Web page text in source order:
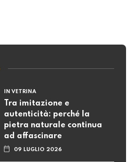
IN VETRINA
Tra imitazione e
autenticità: perché la
pietra naturale continua
ad affascinare
09 LUGLIO 2026